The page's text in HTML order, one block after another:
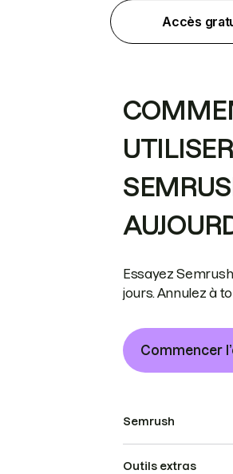
Accès
UTILISER
Essayez
jours. Annulez à
Commencer
Semrush
Outils extras